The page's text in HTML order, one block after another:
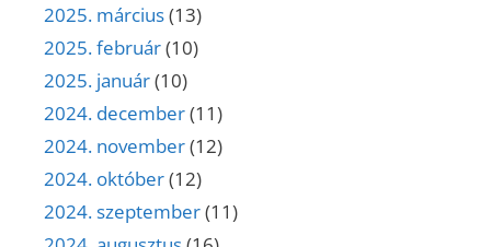
2025. március(13)
2025. február(10)
2025. január(10)
2024. december(11)
2024. november(12)
2024. október(12)
2024. szeptember(11)